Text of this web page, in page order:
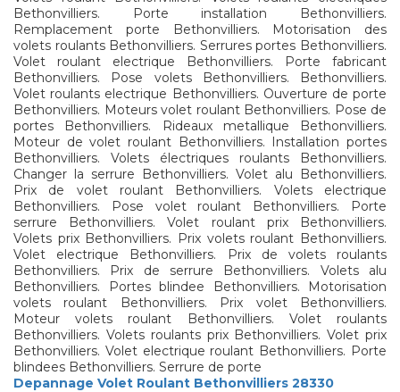
Bethonvilliers. Porte installation Bethonvilliers.
Remplacement porte Bethonvilliers. Motorisation des
volets roulants Bethonvilliers. Serrures portes Bethonvilliers.
Volet roulant electrique Bethonvilliers. Porte fabricant
Bethonvilliers. Pose volets Bethonvilliers. Bethonvilliers.
Volet roulants electrique Bethonvilliers. Ouverture de porte
Bethonvilliers. Moteurs volet roulant Bethonvilliers. Pose de
portes Bethonvilliers. Rideaux metallique Bethonvilliers.
Moteur de volet roulant Bethonvilliers. Installation portes
Bethonvilliers. Volets électriques roulants Bethonvilliers.
Changer la serrure Bethonvilliers. Volet alu Bethonvilliers.
Prix de volet roulant Bethonvilliers. Volets electrique
Bethonvilliers. Pose volet roulant Bethonvilliers. Porte
serrure Bethonvilliers. Volet roulant prix Bethonvilliers.
Volets prix Bethonvilliers. Prix volets roulant Bethonvilliers.
Volet electrique Bethonvilliers. Prix de volets roulants
Bethonvilliers. Prix de serrure Bethonvilliers. Volets alu
Bethonvilliers. Portes blindee Bethonvilliers. Motorisation
volets roulant Bethonvilliers. Prix volet Bethonvilliers.
Moteur volets roulant Bethonvilliers. Volet roulants
Bethonvilliers. Volets roulants prix Bethonvilliers. Volet prix
Bethonvilliers. Volet electrique roulant Bethonvilliers. Porte
blindees Bethonvilliers. Serrure de porte
Depannage Volet Roulant Bethonvilliers 28330